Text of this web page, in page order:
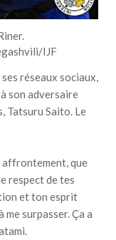
IJF
réseaux sociaux,
son adversaire
Tatsuru Saito. Le
affrontement, que
respect de tes
et ton esprit
surpasser. Ça a